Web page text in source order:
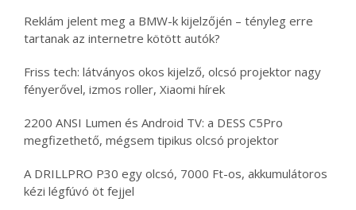
Reklám jelent meg a BMW-k kijelzőjén – tényleg erre
tartanak az internetre kötött autók?
Friss tech: látványos okos kijelző, olcsó projektor nagy
fényerővel, izmos roller, Xiaomi hírek
2200 ANSI Lumen és Android TV: a DESS C5Pro
megfizethető, mégsem tipikus olcsó projektor
A DRILLPRO P30 egy olcsó, 7000 Ft-os, akkumulátoros
kézi légfúvó öt fejjel